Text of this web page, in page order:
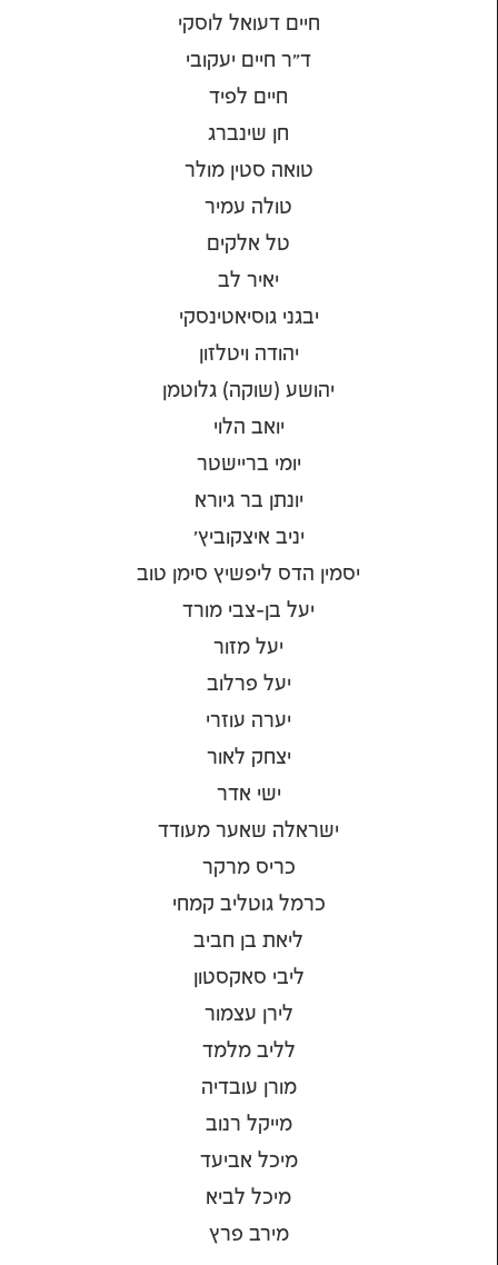
חיים דעואל לוסקי
ד"ר חיים יעקובי
חיים לפיד
חן שינברג
טואה סטין מולר
טולה עמיר
טל אלקים
יאיר לב
יבגני גוסיאטינסקי
יהודה ויטלזון
יהושע (שוקה) גלוטמן
יואב הלוי
יומי בריישטר
יונתן בר גיורא
יניב איצקוביץ'
יסמין הדס ליפשיץ סימן טוב
יעל בן-צבי מורד
יעל מזור
יעל פרלוב
יערה עוזרי
יצחק לאור
ישי אדר
ישראלה שאער מעודד
כריס מרקר
כרמל גוטליב קמחי
ליאת בן חביב
ליבי סאקסטון
לירן עצמור
לליב מלמד
מורן עובדיה
מייקל רנוב
מיכל אביעד
מיכל לביא
מירב פרץ